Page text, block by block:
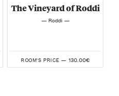
The Vineyard of Roddi
— Roddi —
ROOM'S PRICE — 130.00€